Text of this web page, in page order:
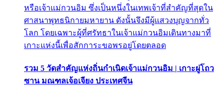
หรือเจ้าแม่กวนอิม ซึ่งเป็นหนึ่งในเทพเจ้าที่สำคัญที่สุดใน
ศาสนาพุทธนิกายมหายาน ดังนั้นจึงมีผู้แสวงบุญจากทั่ว
โลก โดยเฉพาะผู้ที่ศรัทธาในเจ้าแม่กวนอิมเดินทางมาที่
เกาะแห่งนี้เพื่อสักการะขอพรอยู่โดยตลอด
รวม 5 วัดสำคัญแห่งถิ่นกำเนิดเจ้าแม่กวนอิม | เกาะผู่โถว
ซาน มณฑลเจ้อเจียง ประเทศจีน